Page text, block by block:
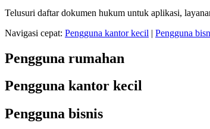
Telusuri daftar dokumen hukum untuk aplikasi,
Navigasi cepat: Pengguna kantor kecil | Pengguna
Pengguna rumahan
Pengguna kantor kecil
Pengguna bisnis